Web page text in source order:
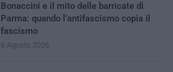
Bonaccini e il mito delle barricate di
Parma: quando l’antifascismo copia il
fascismo
6 Agosto 2026